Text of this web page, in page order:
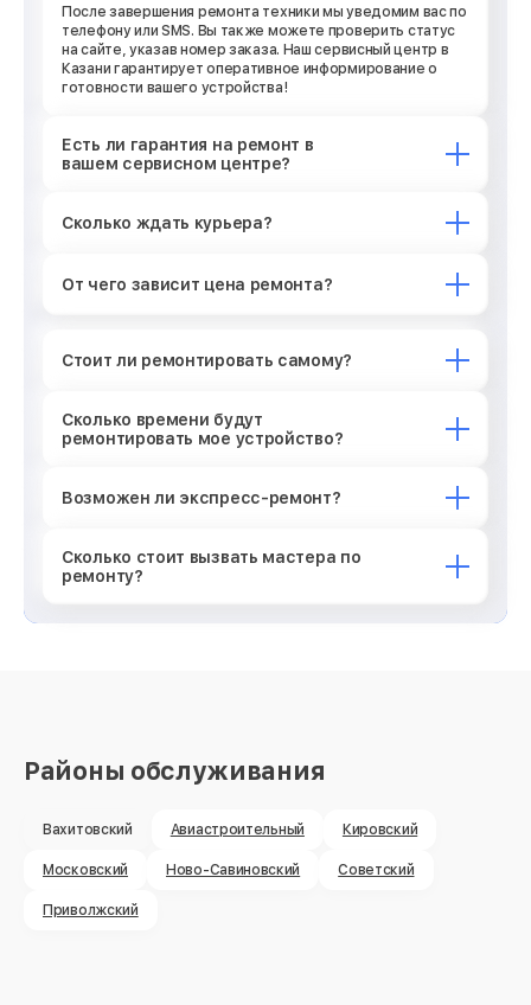
После завершения ремонта техники мы уведомим вас по
телефону или SMS. Вы также можете проверить статус
на сайте, указав номер заказа. Наш сервисный центр в
Казани гарантирует оперативное информирование о
готовности вашего устройства!
Есть ли гарантия на ремонт в
вашем сервисном центре?
Сколько ждать курьера?
От чего зависит цена ремонта?
Стоит ли ремонтировать самому?
Сколько времени будут
ремонтировать мое устройство?
Возможен ли экспресс-ремонт?
Сколько стоит вызвать мастера по
ремонту?
Районы обслуживания
Вахитовский Авиастроительный Кировский
Московский Ново-Савиновский Советский
Приволжский